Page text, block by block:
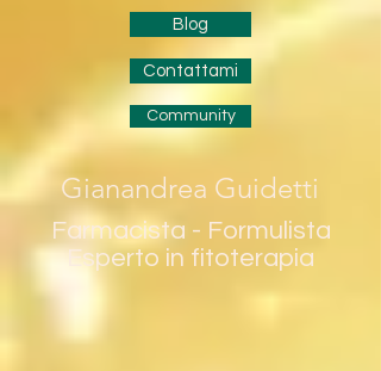
Blog
Gianandrea Guidetti
Farmacista - Formulista
Esperto in fitoterapia
Contattami
Community